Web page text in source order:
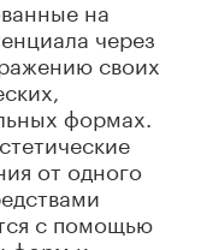
на
через
своих
формах.
от одного
с помощью